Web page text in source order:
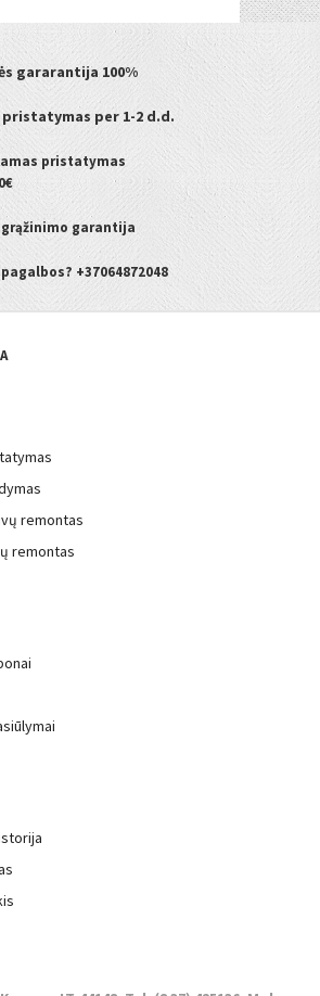
gararantija 100%
pristatymas per 1-2 d.d.
pristatymas
grąžinimo garantija
+37064872048
remontas
remontas